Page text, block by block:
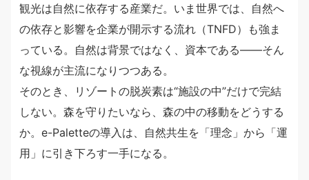
観光は自然に依存する産業だ。いま世界では、自然へ
の依存と影響を企業が開示する流れ（TNFD）も強ま
っている。自然は背景ではなく、資本である——そん
な視線が主流になりつつある。
そのとき、リゾートの脱炭素は“施設の中”だけで完結
しない。森を守りたいなら、森の中の移動をどうする
か。e-Paletteの導入は、自然共生を「理念」から「運
用」に引き下ろす一手になる。